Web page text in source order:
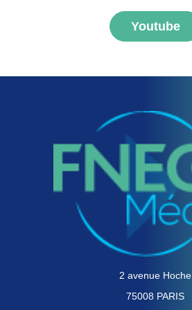
Youtube
2 avenue Hoche
75008 PARIS